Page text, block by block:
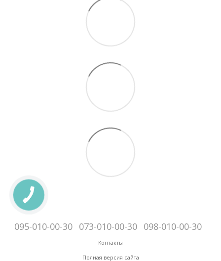
095-010-00-30 073-010-00-30 098-010-00-30
Контакты
Полная версия сайта